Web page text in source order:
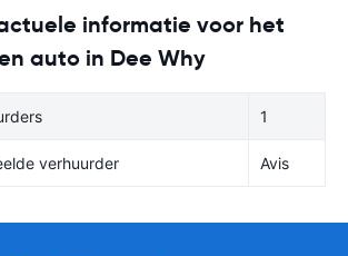
informatie voor het
auto in Dee Why
1
verhuurder Avis